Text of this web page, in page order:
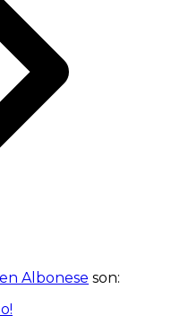
Albonese son: